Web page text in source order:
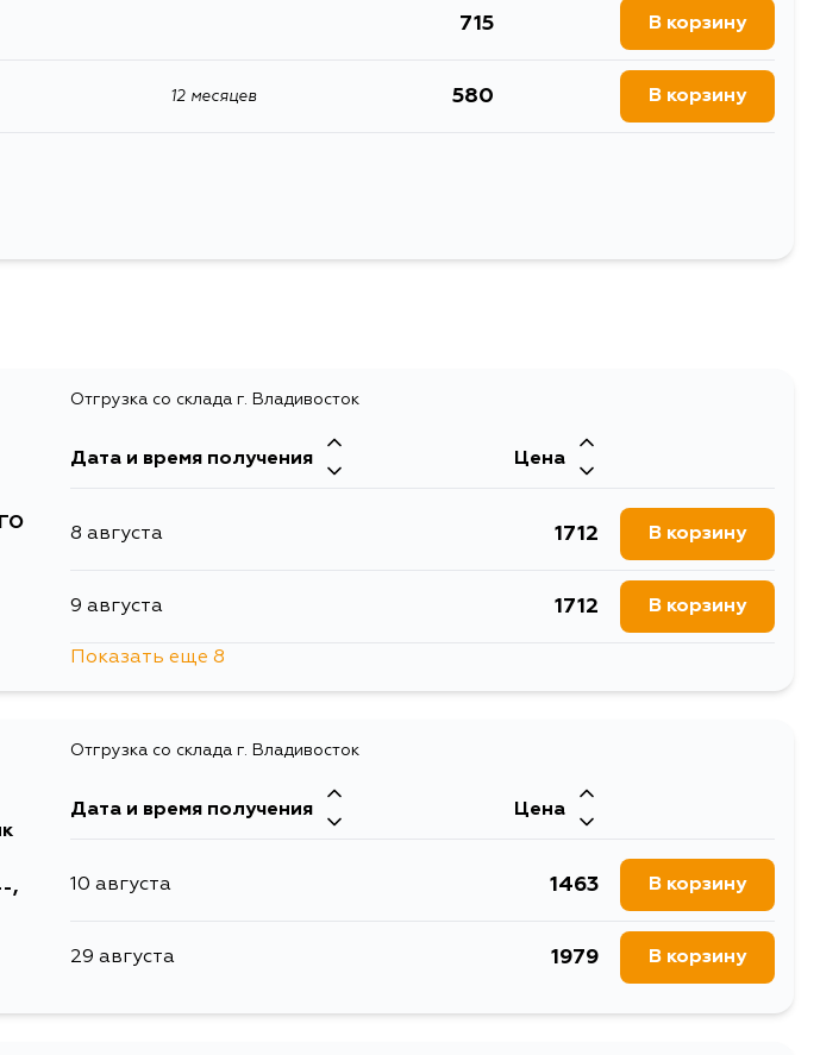
715 В корзину
12 месяцев 580 В корзину
Отгрузка со склада г. Владивосток
Дата и время получения Цена
8 августа 1712 В корзину
9 августа 1712 В корзину
11 августа
13 августа 2195
14 августа 1708 В корзину
14 августа 1712 В корзину
Показать еще 8
,
Отгрузка со склада г. Владивосток
Дата и время получения Цена
10 августа 1463 В корзину
29 августа 1979 В корзину